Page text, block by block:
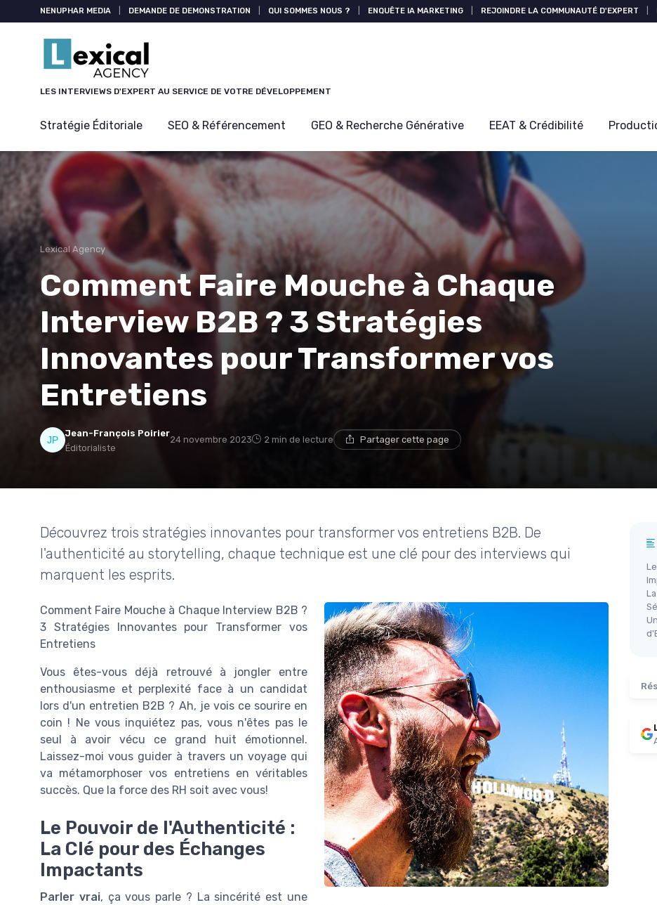
NENUPHAR MEDIA DEMANDE DE DEMONSTRATION QUI SOMMES NOUS ? ENQUÊTE IA MARKETING REJOINDRE LA COMMUNAUTÉ D'EXPERT
LES INTERVIEWS D'EXPERT AU SERVICE DE VOTRE DÉVELOPPEMENT
Stratégie Éditoriale SEO & Référencement GEO & Recherche Générative EEAT & Crédibilité
Lexical Agency
Comment Faire Mouche à Chaque
Interview B2B ? 3 Stratégies
Innovantes pour Transformer vos
Entretiens
Jean-François Poirier
Éditorialiste
24 novembre 2023 2 min de lecture Partager cette page
Découvrez trois stratégies innovantes pour transformer vos entretiens B2B. De
l'authenticité au storytelling, chaque technique est une clé pour des interviews qui
marquent les esprits.
Comment Faire Mouche à Chaque Interview B2B ?
3 Stratégies Innovantes pour Transformer vos
Entretiens
Vous êtes-vous déjà retrouvé à jongler entre
enthousiasme et perplexité face à un candidat
lors d'un entretien B2B ? Ah, je vois ce sourire en
coin ! Ne vous inquiétez pas, vous n'êtes pas le
seul à avoir vécu ce grand huit émotionnel.
Laissez-moi vous guider à travers un voyage qui
va métamorphoser vos entretiens en véritables
succès. Que la force des RH soit avec vous!
Le Pouvoir de l'Authenticité :
La Clé pour des Échanges
Impactants
Parler vrai, ça vous parle ? La sincérité est une
Panneau de gestion des cookies